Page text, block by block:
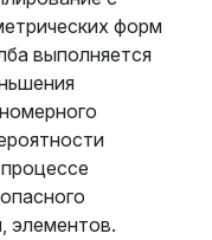
форм
выполняется
элементов.